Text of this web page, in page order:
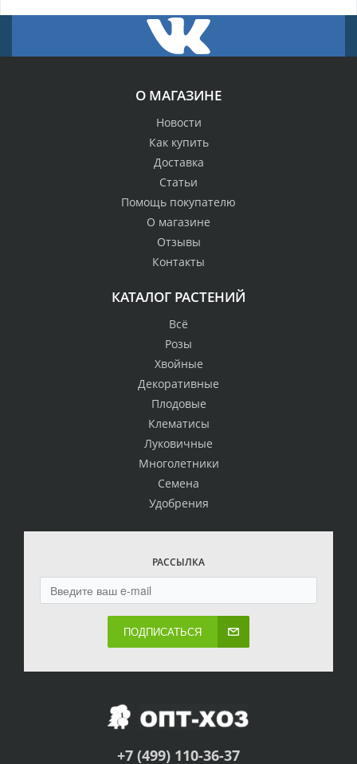
О МАГАЗИНЕ
Новости
Как купить
Доставка
Статьи
Помощь покупателю
О магазине
Отзывы
Контакты
КАТАЛОГ РАСТЕНИЙ
Всё
Розы
Хвойные
Декоративные
Плодовые
Клематисы
Луковичные
Многолетники
Семена
Удобрения
РАССЫЛКА
ПОДПИСАТЬСЯ
+7 (499) 110-36-37